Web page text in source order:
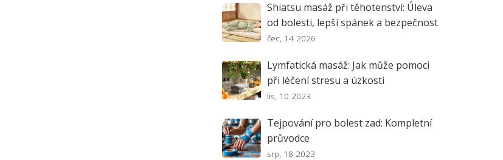
Shiatsu masáž při těhotenství: Úleva
od bolesti, lepší spánek a bezpečnost
čec, 14 2026
Lymfatická masáž: Jak může pomoci
při léčení stresu a úzkosti
lis, 10 2023
Tejpování pro bolest zad: Kompletní
průvodce
srp, 18 2023